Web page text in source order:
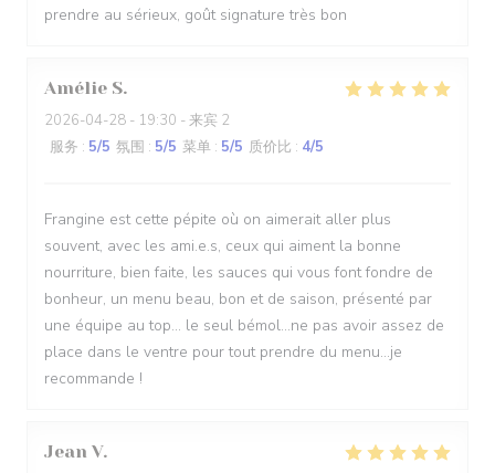
prendre au sérieux, goût signature très bon
Amélie S
2026-04-28 - 19:30 - 来宾 2
服务 : 5/5 氛围 : 5/5 菜单 : 5/5 质价比 : 4/5
Frangine est cette pépite où on aimerait aller plus
souvent, avec les ami.e.s, ceux qui aiment la bonne
nourriture, bien faite, les sauces qui vous font fondre de
bonheur, un menu beau, bon et de saison, présenté par
une équipe au top... le seul bémol...ne pas avoir assez de
place dans le ventre pour tout prendre du menu...je
recommande !
Jean V